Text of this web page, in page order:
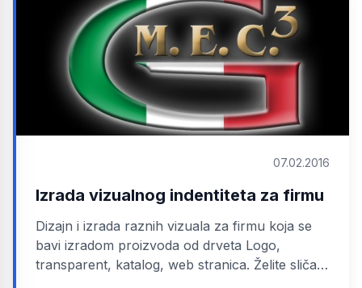
07.02.2016
Izrada vizualnog indentiteta za firmu
Dizajn i izrada raznih vizuala za firmu koja se
bavi izradom proizvoda od drveta Logo,
transparent, katalog, web stranica. Želite sličan